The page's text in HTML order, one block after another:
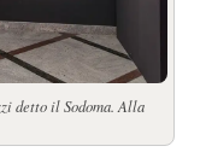
detto il Sodoma. Alla